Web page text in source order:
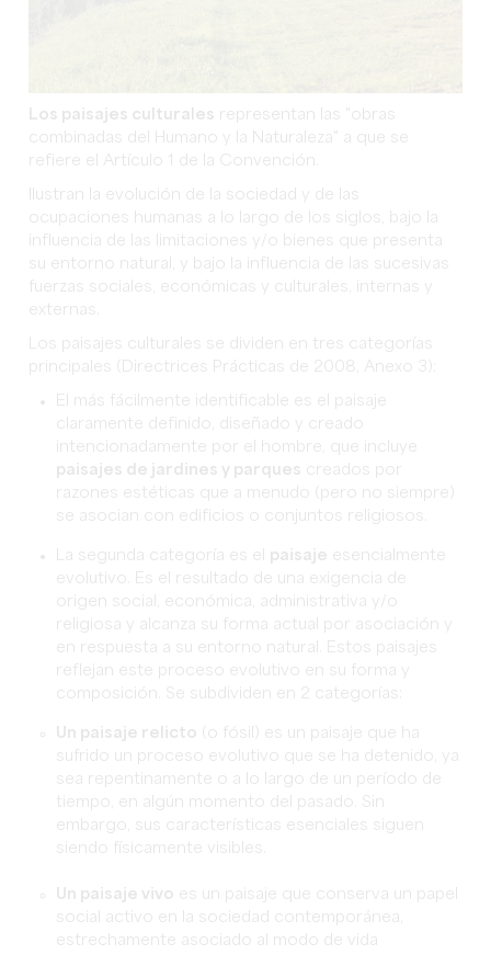
Los paisajes culturales representan las "obras
combinadas del Humano y la Naturaleza" a que se
refiere el Artículo 1 de la Convención.
Ilustran la evolución de la sociedad y de las
ocupaciones humanas a lo largo de los siglos, bajo la
influencia de las limitaciones y/o bienes que presenta
su entorno natural, y bajo la influencia de las sucesivas
fuerzas sociales, económicas y culturales, internas y
externas.
Los paisajes culturales se dividen en tres categorías
principales (Directrices Prácticas de 2008, Anexo 3):
El más fácilmente identificable es el paisaje
claramente definido, diseñado y creado
intencionadamente por el hombre, que incluye
paisajes de jardines y parques creados por
razones estéticas que a menudo (pero no siempre)
se asocian con edificios o conjuntos religiosos.
La segunda categoría es el paisaje esencialmente
evolutivo. Es el resultado de una exigencia de
origen social, económica, administrativa y/o
religiosa y alcanza su forma actual por asociación y
en respuesta a su entorno natural. Estos paisajes
reflejan este proceso evolutivo en su forma y
composición. Se subdividen en 2 categorías:
Un paisaje relicto (o fósil) es un paisaje que ha
sufrido un proceso evolutivo que se ha detenido, ya
sea repentinamente o a lo largo de un período de
tiempo, en algún momento del pasado. Sin
embargo, sus características esenciales siguen
siendo físicamente visibles.
Un paisaje vivo es un paisaje que conserva un papel
social activo en la sociedad contemporánea,
estrechamente asociado al modo de vida